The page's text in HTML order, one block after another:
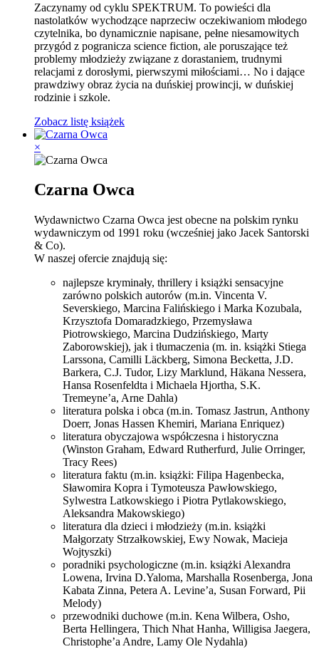
Zaczynamy od cyklu SPEKTRUM. To powieści dla
nastolatków wychodzące naprzeciw oczekiwaniom młodego
czytelnika, bo dynamicznie napisane, pełne niesamowitych
przygód z pogranicza science fiction, ale poruszające też
problemy młodzieży związane z dorastaniem, trudnymi
relacjami z dorosłymi, pierwszymi miłościami… No i dające
prawdziwy obraz życia na duńskiej prowincji, w duńskiej
rodzinie i szkole.
Zobacz listę książek
×
Czarna Owca
Wydawnictwo Czarna Owca jest obecne na polskim rynku
wydawniczym od 1991 roku (wcześniej jako Jacek Santorski
& Co).
W naszej ofercie znajdują się:
najlepsze kryminały, thrillery i książki sensacyjne
zarówno polskich autorów (m.in. Vincenta V.
Severskiego, Marcina Falińskiego i Marka Kozubala,
Krzysztofa Domaradzkiego, Przemysława
Piotrowskiego, Marcina Dudzińskiego, Marty
Zaborowskiej), jak i tłumaczenia (m. in. książki Stiega
Larssona, Camilli Läckberg, Simona Becketta, J.D.
Barkera, C.J. Tudor, Lizy Marklund, Häkana Nessera,
Hansa Rosenfeldta i Michaela Hjortha, S.K.
Tremeyne’a, Arne Dahla)
literatura polska i obca (m.in. Tomasz Jastrun, Anthony
Doerr, Jonas Hassen Khemiri, Mariana Enriquez)
literatura obyczajowa współczesna i historyczna
(Winston Graham, Edward Rutherfurd, Julie Orringer,
Tracy Rees)
literatura faktu (m.in. książki: Filipa Hagenbecka,
Sławomira Kopra i Tymoteusza Pawłowskiego,
Sylwestra Latkowskiego i Piotra Pytlakowskiego,
Aleksandra Makowskiego)
literatura dla dzieci i młodzieży (m.in. książki
Małgorzaty Strzałkowskiej, Ewy Nowak, Macieja
Wojtyszki)
poradniki psychologiczne (m.in. książki Alexandra
Lowena, Irvina D.Yaloma, Marshalla Rosenberga, Jona
Kabata Zinna, Petera A. Levine’a, Susan Forward, Pii
Melody)
przewodniki duchowe (m.in. Kena Wilbera, Osho,
Berta Hellingera, Thich Nhat Hanha, Willigisa Jaegera,
Christophe’a Andre, Lamy Ole Nydahla)